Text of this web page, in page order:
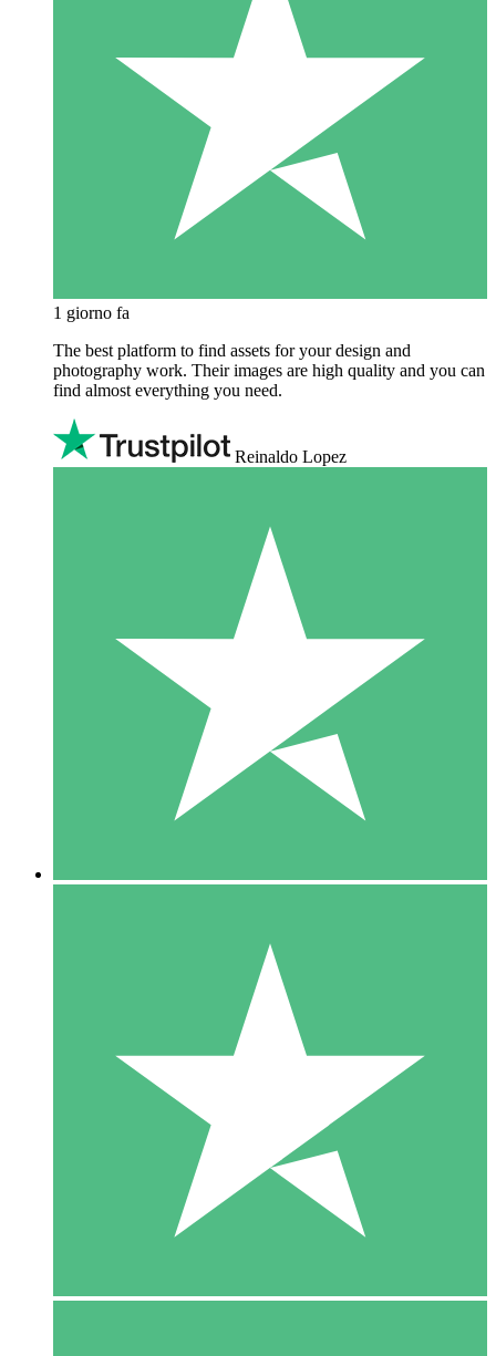
1 giorno fa
The best platform to find assets for your design and
photography work. Their images are high quality and you can
find almost everything you need.
Reinaldo Lopez